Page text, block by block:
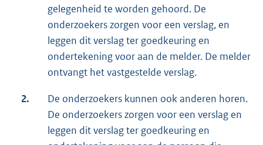
gelegenheid te worden gehoord. De
onderzoekers zorgen voor een verslag, en
leggen dit verslag ter goedkeuring en
ondertekening voor aan de melder. De melder
ontvangt het vastgestelde verslag.
2.
De onderzoekers kunnen ook anderen horen.
De onderzoekers zorgen voor een verslag en
leggen dit verslag ter goedkeuring en